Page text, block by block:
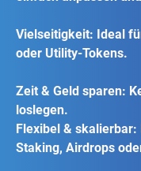
Vielseitigkeit: Ideal
oder Utility-Tokens.
Zeit & Geld sparen:
loslegen.
Flexibel &
Staking, Airdrops